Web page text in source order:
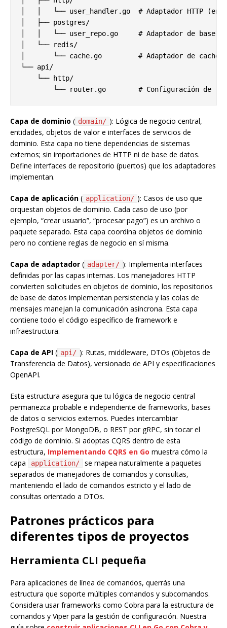
│   │   └── user_handler.go  # Adaptador HTTP
│   ├── postgres/
│   │   └── user_repo.go     # Adaptador de base
│   └── redis/
│       └── cache.go         # Adaptador de caché
└── api/
    └── http/
Capa de dominio ( domain/ ): Lógica de negocio central,
entidades, objetos de valor e interfaces de servicios de
dominio. Esta capa no tiene dependencias de sistemas
externos; sin importaciones de HTTP ni de base de datos.
Define interfaces de repositorio (puertos) que los adaptadores
implementan.
Capa de aplicación ( application/ ): Casos de uso que
orquestan objetos de dominio. Cada caso de uso (por
ejemplo, “crear usuario”, “procesar pago”) es un archivo o
paquete separado. Esta capa coordina objetos de dominio
pero no contiene reglas de negocio en sí misma.
Capa de adaptador ( adapter/ ): Implementa interfaces
definidas por las capas internas. Los manejadores HTTP
convierten solicitudes en objetos de dominio, los repositorios
de base de datos implementan persistencia y las colas de
mensajes manejan la comunicación asíncrona. Esta capa
contiene todo el código específico de framework e
infraestructura.
Capa de API ( api/ ): Rutas, middleware, DTOs (Objetos de
Transferencia de Datos), versionado de API y especificaciones
OpenAPI.
Esta estructura asegura que tu lógica de negocio central
permanezca probable e independiente de frameworks, bases
de datos o servicios externos. Puedes intercambiar
PostgreSQL por MongoDB, o REST por gRPC, sin tocar el
código de dominio. Si adoptas CQRS dentro de esta
estructura, Implementando CQRS en Go muestra cómo la
capa
application/
se mapea naturalmente a paquetes
separados de manejadores de comandos y consultas,
manteniendo el lado de comandos estricto y el lado de
consultas orientado a DTOs.
Patrones prácticos para
diferentes tipos de proyectos
Herramienta CLI pequeña
Para aplicaciones de línea de comandos, querrás una
estructura que soporte múltiples comandos y subcomandos.
Considera usar frameworks como Cobra para la estructura de
comandos y Viper para la gestión de configuración. Nuestra